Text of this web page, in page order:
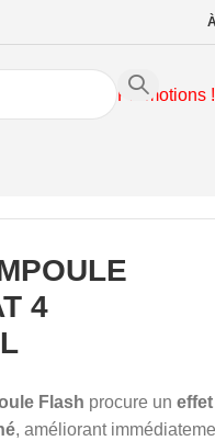
Promotions !
4
Flash procure uneffet
, améliorant